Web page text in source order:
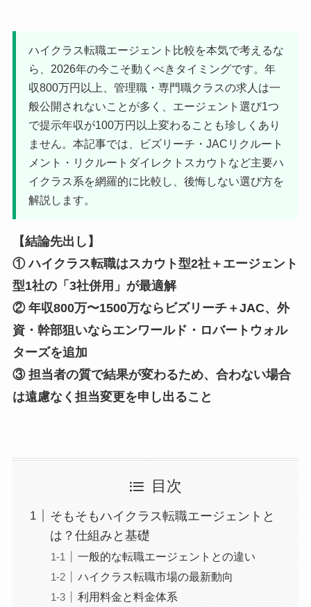
ハイクラス転職エージェント比較を本気で考えるな
ら、2026年の今こそ動くべきタイミングです。年
収800万円以上、管理職・専門職クラスの求人は一
般公開されないことが多く、エージェント選び1つ
で提示年収が100万円以上変わることも珍しくあり
ません。本記事では、ビズリーチ・JACリクルート
メント・リクルートダイレクトスカウトなど主要ハ
イクラス系を網羅的に比較し、後悔しない選び方を
解説します。
【結論先出し】
① ハイクラス転職はスカウト型2社＋エージェント
型1社の「3社併用」が最適解
② 年収800万〜1500万ならビズリーチ＋JAC、外
資・幹部狙いならエンワールド・ロバートウォル
ターズを追加
③ 担当者の質で結果が変わるため、合わない場合
は遠慮なく担当変更を申し出ること
目次
そもそもハイクラス転職エージェントと
は？仕組みと基礎
一般的な転職エージェントとの違い
ハイクラス転職市場の最新動向
利用料金と料金体系